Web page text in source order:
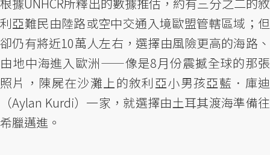
利亞難民由陸路或空中交通入境歐盟管轄區域；但
卻仍有將近10萬人左右，選擇由風險更高的海路、
由地中海進入歐洲——像是8月份震撼全球的那張
照片，陳屍在沙灘上的敘利亞小男孩亞藍．庫迪
（Aylan Kurdi）一家，就選擇由土耳其渡海準備往
希臘邁進。